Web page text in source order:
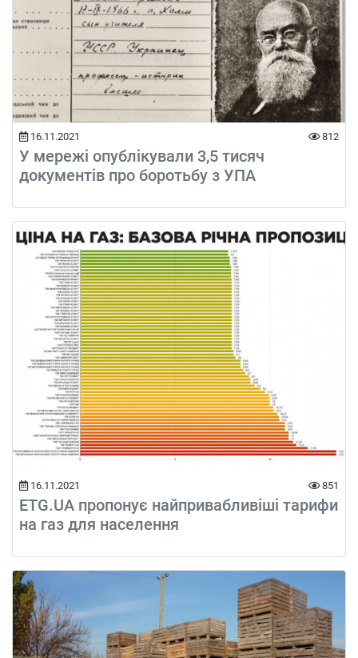
16.11.2021 812
У мережі опублікували 3,5 тисяч
документів про боротьбу з УПА
16.11.2021 851
ETG.UA пропонує найпривабливіші тарифи
на газ для населення